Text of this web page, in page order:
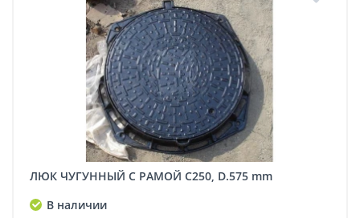
ЛЮК ЧУГУННЫЙ С РАМОЙ C250, D.575 mm
В наличии